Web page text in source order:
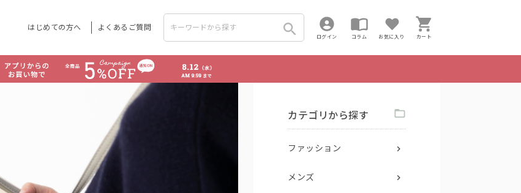
はじめての方へ よくあるご質問
ログイン コラム お気に入り カート
カテゴリから探す
ファッション
メンズ